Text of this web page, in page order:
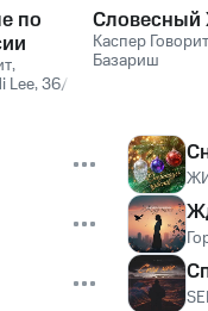
по
,
Lee,36/
Словесный
Каспер Говорит
Базариш